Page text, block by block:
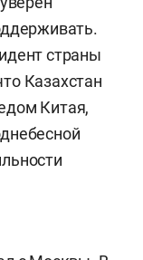
страны
Казахстан
Китая,